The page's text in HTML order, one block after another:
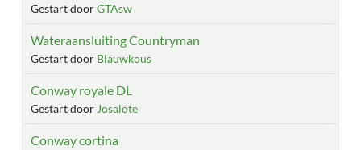
Gestart doorGTAsw
Wateraansluiting Countryman
Gestart door Blauwkous
Conway royale DL
Gestart door Josalote
Conway cortina